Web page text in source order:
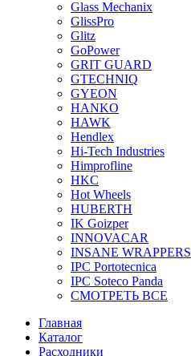
Glass Mechanix
GlissPro
Glitz
GoPower
GRIT GUARD
GTECHNIQ
GYEON
HANKO
HAWK
Hendlex
Hi-Tech Industries
Himprofline
HKC
Hot Wheels
HUBERTH
IK Goizper
INNOVACAR
INSANE WRAPPERS
IPC Portotecnica
IPC Soteco Panda
СМОТРЕТЬ ВСЕ
Главная
Каталог
Расходники